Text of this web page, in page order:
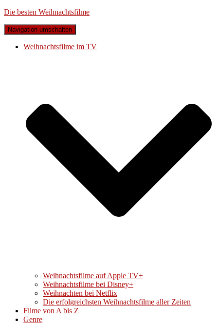
Die besten Weihnachtsfilme
Navigation umschalten
Weihnachtsfilme im TV
Weihnachtsfilme auf Apple TV+
Weihnachtsfilme bei Disney+
Weihnachten bei Netflix
Die erfolgreichsten Weihnachtsfilme aller Zeiten
Filme von A bis Z
Genre